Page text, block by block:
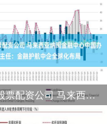
提供股票配资公司 马来西亚纳闽金融中心中国办主任：金融护航中企全球化布局